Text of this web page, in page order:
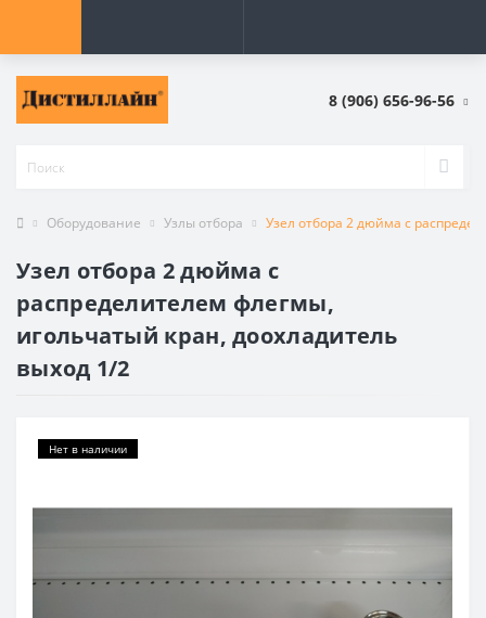
8 (906) 656-96-56
Оборудование Узлы отбора Узел отбора 2 дюйма с
Узел отбора 2 дюйма с
распределителем флегмы,
игольчатый кран, доохладитель
выход 1/2
Нет в наличии